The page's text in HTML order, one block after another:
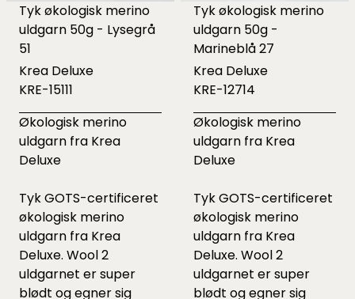
Tyk økologisk merino
uldgarn 50g - Lysegrå
51
Krea Deluxe
KRE-15111
Økologisk merino
uldgarn fra Krea
Deluxe
Tyk GOTS-certificeret
økologisk merino
uldgarn fra Krea
Deluxe. Wool 2
uldgarnet er super
blødt og egner sig
Tyk økologisk merino
uldgarn 50g -
Marineblå 27
Krea Deluxe
KRE-12714
Økologisk merino
uldgarn fra Krea
Deluxe
Tyk GOTS-certificeret
økologisk merino
uldgarn fra Krea
Deluxe. Wool 2
uldgarnet er super
blødt og egner sig